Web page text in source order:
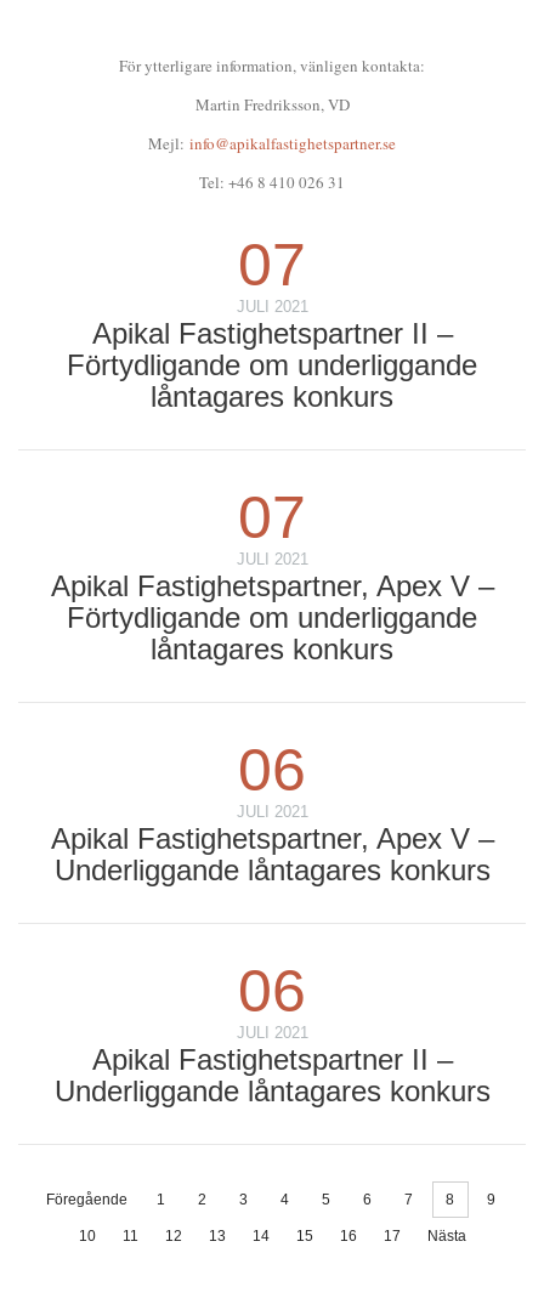
07
JULI 2021
Apikal Fastighetspartner II –
Förtydligande om underliggande
låntagares konkurs
07
JULI 2021
Apikal Fastighetspartner, Apex V –
Förtydligande om underliggande
låntagares konkurs
06
JULI 2021
Apikal Fastighetspartner, Apex V –
Underliggande låntagares konkurs
06
JULI 2021
Apikal Fastighetspartner II –
Underliggande låntagares konkurs
Föregående 1 2 3 4 5 6 7 8 9
10 11 12 13 14 15 16 17 Nästa
För ytterligare information, vänligen kontakta:
Martin Fredriksson, VD
Mejl: info@apikalfastighetspartner.se
Tel: +46 8 410 026 31